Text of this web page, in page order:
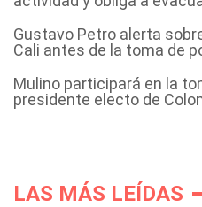
Gustavo Petro alerta
Cali antes de la toma de
Mulino participará en la
presidente electo de
LAS MÁS LEÍDAS